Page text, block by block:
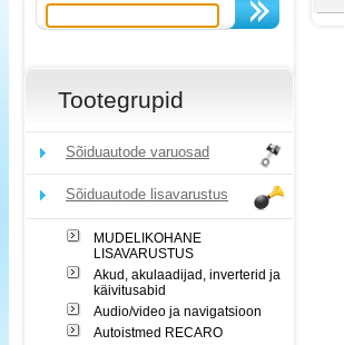
Tootegrupid
Sõiduautode varuosad
Sõiduautode lisavarustus
MUDELIKOHANE
LISAVARUSTUS
Akud, akulaadijad, inverterid ja
käivitusabid
Audio/video ja navigatsioon
Autoistmed RECARO